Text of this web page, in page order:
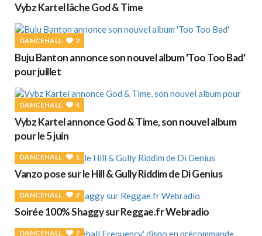
Vybz Kartel lâche God & Time
DANCEHALL 2
Buju Banton annonce son nouvel album 'Too Too Bad'
pour juillet
DANCEHALL 4
Vybz Kartel annonce God & Time, son nouvel album
pour le 5 juin
DANCEHALL 1
Vanzo pose sur le Hill & Gully Riddim de Di Genius
DANCEHALL 2
Soirée 100% Shaggy sur Reggae.fr Webradio
DANCEHALL 7